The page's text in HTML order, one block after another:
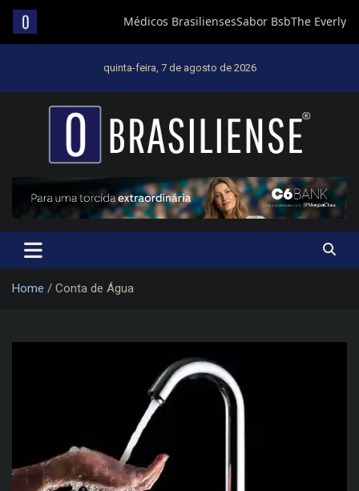
quinta-feira, 7 de agosto de 2026
Um diário de notícias que trabalha por Brasília
Home Conta de Água